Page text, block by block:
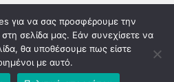
Ιστοσελίδας.
Διοικητικό Συμβούλιο
Πολιτική Απορρήτου
για να σας προσφέρουμε την
σελίδα μας. Εάν συνεχίσετε να
θα υποθέσουμε πως είστε
με αυτό.